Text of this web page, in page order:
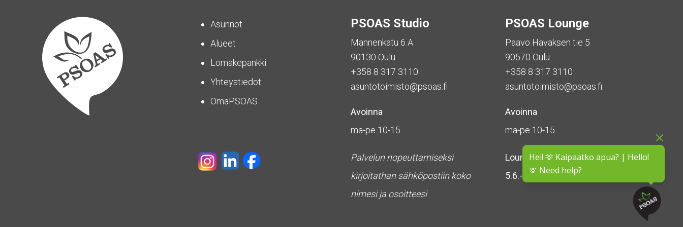
Hei! 🫶 Kaipaatko apua? | Hello!
🫶 Need help?
Asunnot
Alueet
Lomakepankki
Yhteystiedot
OmaPSOAS
PSOAS Studio
Mannenkatu 6 A
90130 Oulu
+358 8 317 3110
asuntotoimisto@psoas.fi
Avoinna
ma-pe 10-15
Palvelun nopeuttamiseksi
kirjoitathan sähköpostiin koko
nimesi ja osoitteesi
PSOAS Lounge
Paavo Havaksen tie 5
90570 Oulu
+358 8 317 3110
asuntotoimisto@psoas.fi
Avoinna
ma-pe 10-15
Lounge onsuljettu kesän ajan
5.6.-16.8.2026